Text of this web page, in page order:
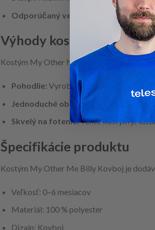
Odporúčaný vek:
Kostým je vhodný
Výhody kostýmu
Kostým My Other Me Billy Kovboj ponúka
Pohodlie: Vyrobený z kvalitného
Jednoduché obliekanie:
Kostým je
Skvelý na fotenie:Tento kostým je
Špecifikácie produktu
Kostým My Other Me Billy Kovboj je
Veľkosť: 0–6 mesiacov
Materiál: 100 % polyester
Dizajn: Kovboj